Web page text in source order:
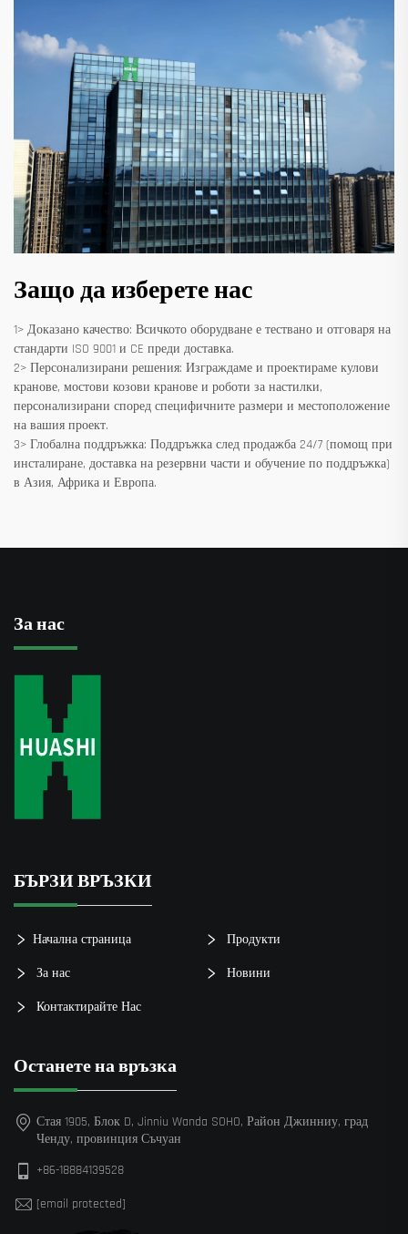
Защо да изберете нас
1> Доказано качество: Всичкото оборудване е тествано и отговаря на
стандарти ISO 9001 и CE преди доставка.
2> Персонализирани решения: Изграждаме и проектираме кулови
кранове, мостови козови кранове и роботи за настилки,
персонализирани според специфичните размери и местоположение
на вашия проект.
3> Глобална поддръжка: Поддръжка след продажба 24/7 (помощ при
инсталиране, доставка на резервни части и обучение по поддръжка)
в Азия, Африка и Европа.
За нас
БЪРЗИ ВРЪЗКИ
Начална страница Продукти
За нас Новини
Контактирайте Нас
Останете на връзка
Стая 1905, Блок D, Jinniu Wanda SOHO, Район Джинниу, град
Ченду, провинция Съчуан
+86-18884139528
[email protected]